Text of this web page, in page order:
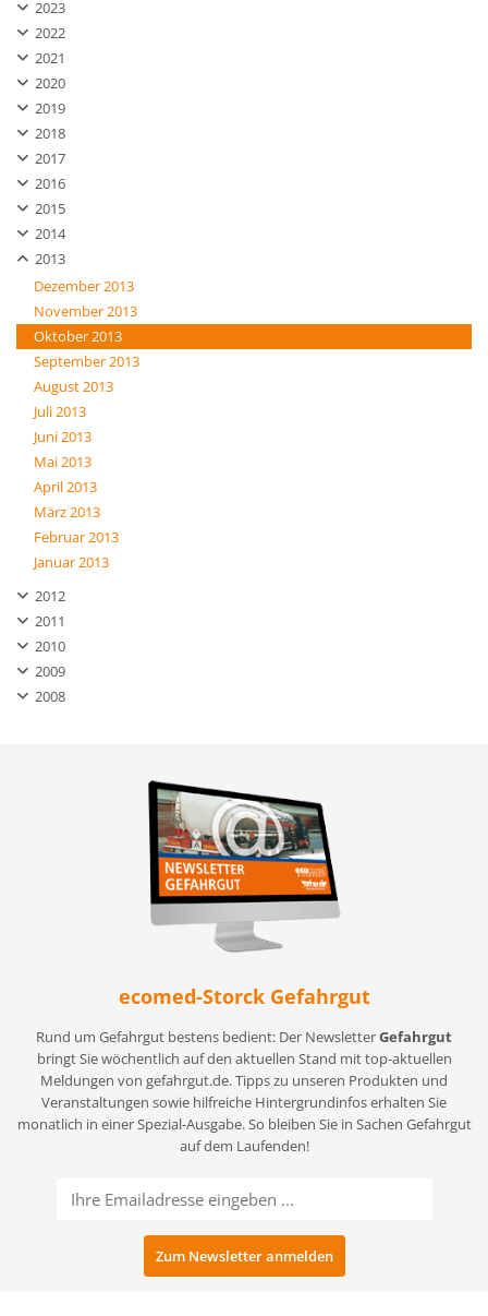
2023
2022
2021
2020
2019
2018
2017
2016
2015
2014
2013
Dezember 2013
November 2013
Oktober 2013
September 2013
August 2013
Juli 2013
Juni 2013
Mai 2013
April 2013
März 2013
Februar 2013
Januar 2013
2012
2011
2010
2009
2008
ecomed-Storck Gefahrgut
Rund um Gefahrgut bestens bedient: Der NewsletterGefahrgut
bringt Sie wöchentlich auf den aktuellen Stand mit top-aktuellen
Meldungen von gefahrgut.de. Tipps zu unseren Produkten und
Veranstaltungen sowie hilfreiche Hintergrundinfos erhalten Sie
monatlich in einer Spezial-Ausgabe. So bleiben Sie in Sachen Gefahrgut
auf dem Laufenden!